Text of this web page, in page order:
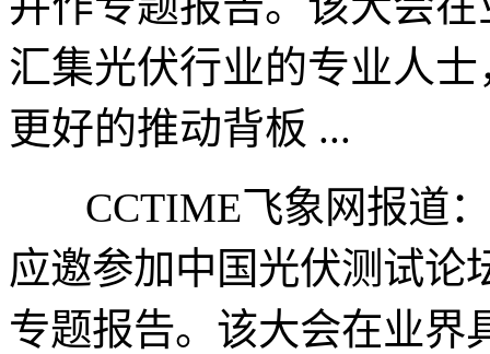
汇集光伏行业的专业人
更好的推动背板 ...
CCTIME飞象网报道：
应邀参加中国光伏测试论
专题报告。该大会在业界